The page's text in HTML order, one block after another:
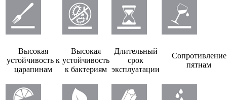
Высокая
устойчивость к
царапинам
Высокая
устойчивость
к бактериям
Длительный
срок
эксплуатации
Сопротивление
пятнам